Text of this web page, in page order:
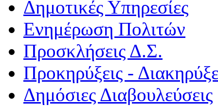
Δημοτικές Υπηρεσίες
Ενημέρωση Πολιτών
Προσκλήσεις Δ.Σ.
Προκηρύξεις -
Δημόσιες Διαβουλεύσεις